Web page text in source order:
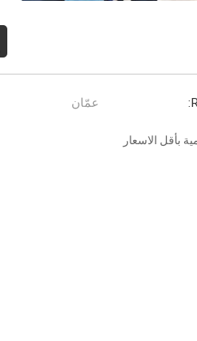
عمّان
بأقل الاسعار